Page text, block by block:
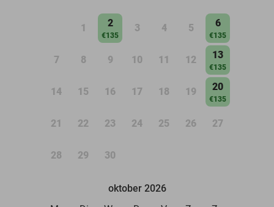
1 2
€135
3 4 5 6
€135
7 8 9 10 11 12 13
€135
14 15 16 17 18 19 20
€135
21 22 23 24 25 26 27
28 29 30
oktober 2026